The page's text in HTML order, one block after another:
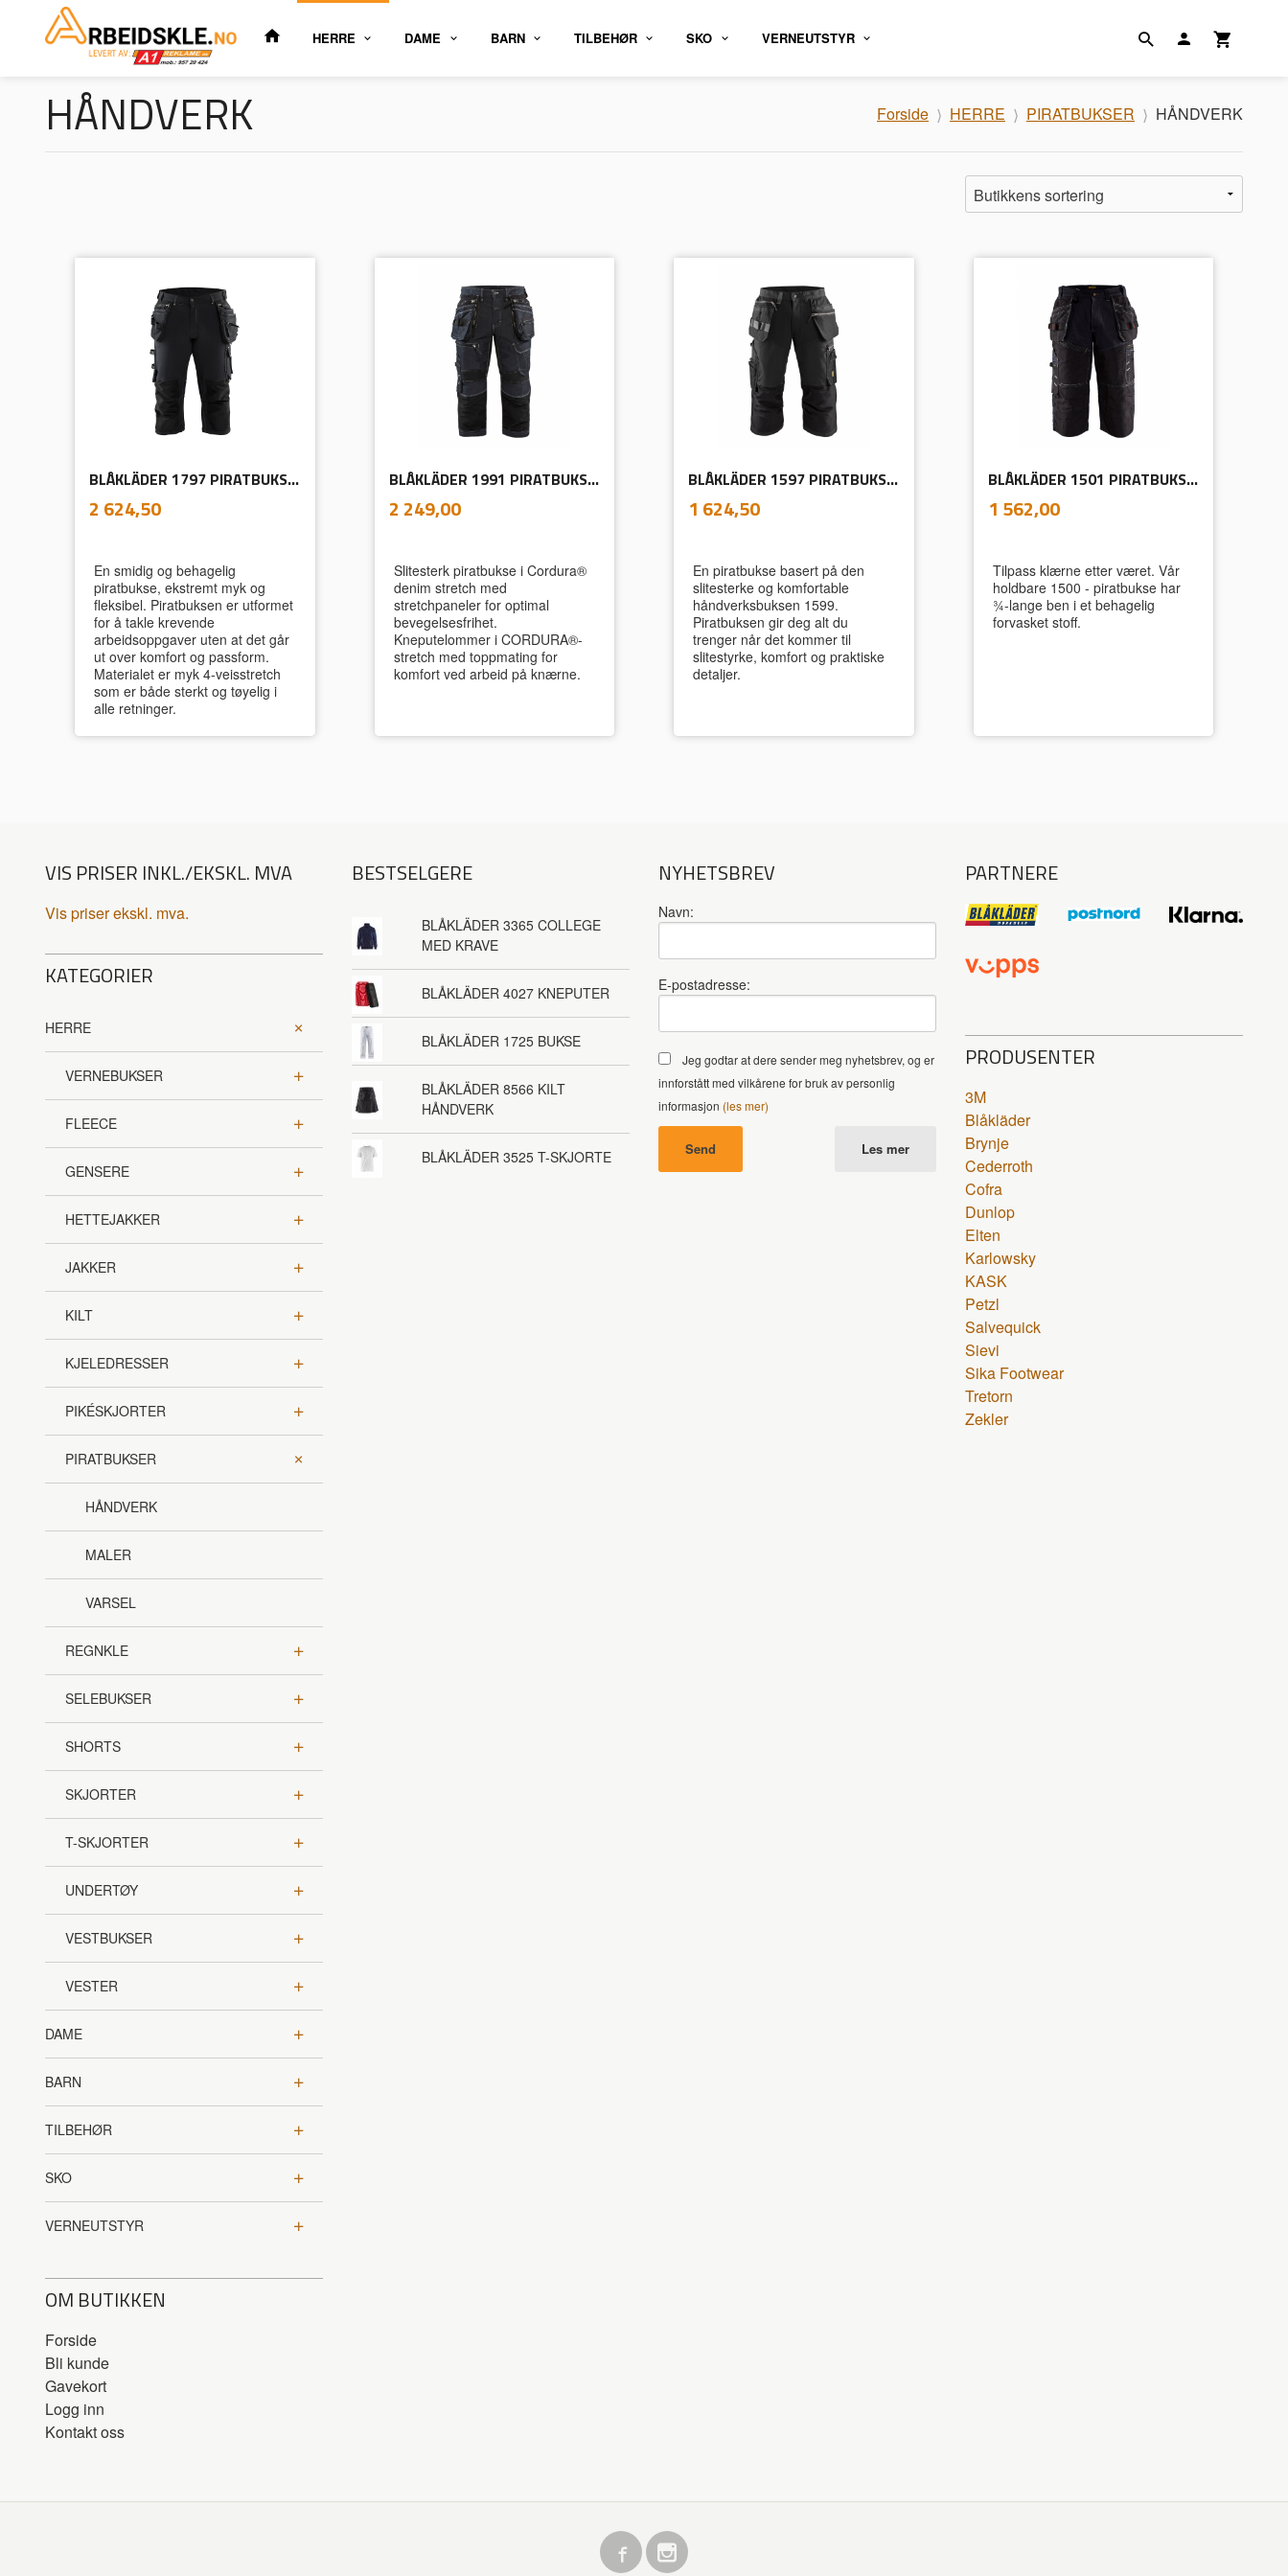
HERRE DAME BARN TILBEHØR SKO VERNEUTSTYR
Forside HERRE PIRATBUKSER HÅNDVERK
HÅNDVERK
BLÅKLÄDER 1797 PIRATBUKSE HÅNDVERK 4-VEISSTRETCH
Pris
2 624,50mva.
En smidig og behagelig
piratbukse, ekstremt myk og
fleksibel. Piratbuksen er utformet
for å takle krevende
arbeidsoppgaver uten at det går
ut over komfort og passform.
Materialet er myk 4-veisstretch
som er både sterkt og tøyelig i
alle retninger.
BLÅKLÄDER 1991 PIRATBUKSE HÅNDVERK STRETCH X1900
Pris
2 249,00mva.
Slitesterk piratbukse i Cordura®
denim stretch med
stretchpaneler for optimal
bevegelsesfrihet.
Kneputelommer i CORDURA®-
stretch med toppmating for
komfort ved arbeid på knærne.
BLÅKLÄDER 1597 PIRATBUKSE MED STRETCH
Pris
1 624,50mva.
En piratbukse basert på den
slitesterke og komfortable
håndverksbuksen 1599.
Piratbuksen gir deg alt du
trenger når det kommer til
slitestyrke, komfort og praktiske
detaljer.
BLÅKLÄDER 1501 PIRATBUKSE HÅNDVERK X1500
Pris
1 562,00mva.
Tilpass klærne etter været. Vår
holdbare 1500 - piratbukse har
¾-lange ben i et behagelig
forvasket stoff.
VIS PRISER INKL./EKSKL. MVA
Vis priser ekskl. mva.
KATEGORIER
HERRE
VERNEBUKSER
FLEECE
GENSERE
HETTEJAKKER
JAKKER
KILT
KJELEDRESSER
PIKÉSKJORTER
PIRATBUKSER
HÅNDVERK
MALER
VARSEL
REGNKLE
SELEBUKSER
SHORTS
SKJORTER
T-SKJORTER
UNDERTØY
VESTBUKSER
VESTER
DAME
BARN
TILBEHØR
SKO
VERNEUTSTYR
OM BUTIKKEN
Forside
Bli kunde
Gavekort
Logg inn
Kontakt oss
BESTSELGERE
BLÅKLÄDER 3365 COLLEGE
MED KRAVE
BLÅKLÄDER 4027 KNEPUTER
BLÅKLÄDER 1725 BUKSE
BLÅKLÄDER 8566 KILT
HÅNDVERK
BLÅKLÄDER 3525 T-SKJORTE
NYHETSBREV
Navn:
E-postadresse:
Jeg godtar at dere sender meg nyhetsbrev, og er
innforstått med vilkårene for bruk av personlig
informasjon (les mer)
Les mer
PARTNERE
PRODUSENTER
3M
Blåkläder
Brynje
Cederroth
Cofra
Dunlop
Elten
Karlowsky
KASK
Petzl
Salvequick
Sievi
Sika Footwear
Tretorn
Zekler